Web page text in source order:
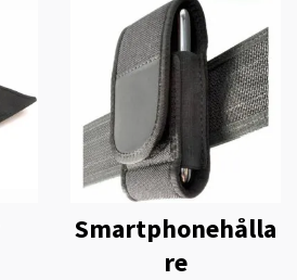
Smartphonehålla
re